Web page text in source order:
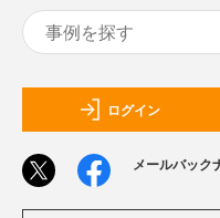
ログイン
メールバック